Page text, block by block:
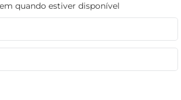
quando estiver disponível